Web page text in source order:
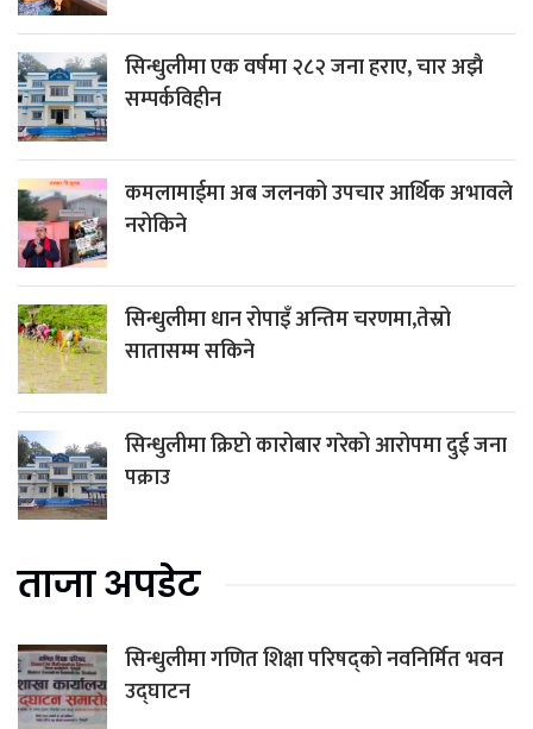
सिन्धुलीमा एक वर्षमा २८२ जना हराए, चार अझै
सम्पर्कविहीन
कमलामाईमा अब जलनको उपचार आर्थिक अभावले
नरोकिने
सिन्धुलीमा धान रोपाइँ अन्तिम चरणमा,तेस्रो
सातासम्म सकिने
सिन्धुलीमा क्रिप्टो कारोबार गरेको आरोपमा दुई जना
पक्राउ
ताजा अपडेट
सिन्धुलीमा गणित शिक्षा परिषद्को नवनिर्मित भवन
उद्घाटन